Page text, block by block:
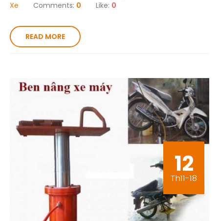
Xe
Comments: 0 Like: 0
READ MORE
12
Th11-18